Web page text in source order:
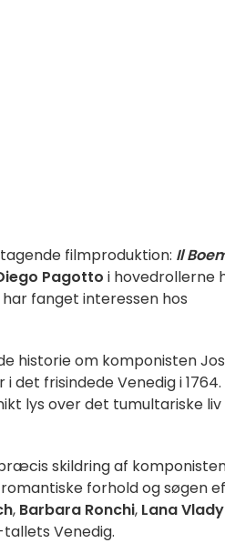
filmproduktion: Il
Pagotto i hovedrollerne
fanget interessen hos
historie om komponisten
det frisindede Venedig i 1764.
lys over det tumultariske
skildring af
forhold og søgen
, Barbara Ronchi, Lana Vlady
Venedig.